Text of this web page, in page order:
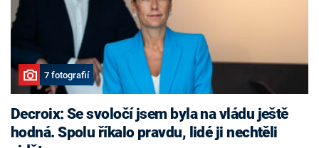
7 fotografií
Decroix: Se svoločí jsem byla na vládu ještě
hodná. Spolu říkalo pravdu, lidé ji nechtěli